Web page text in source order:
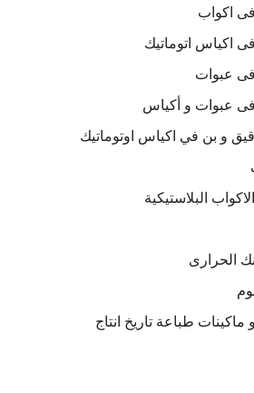
اكواب
اكياس اتوماتيك
فى عبوات
فى عبوات و أكياس
و بن في اكياس اوتوماتيك
البلاستيكية
الحرارى
طباعة تاريخ انتاج